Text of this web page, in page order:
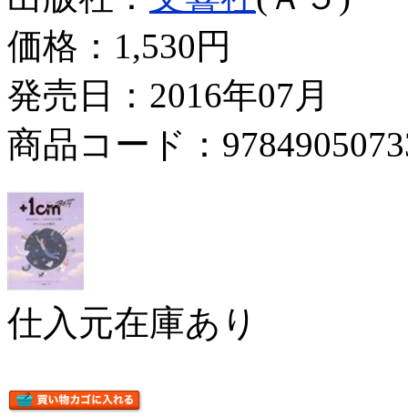
価格： 1,530円
発売日：2016年07月
商品コード：
仕入元在庫あり